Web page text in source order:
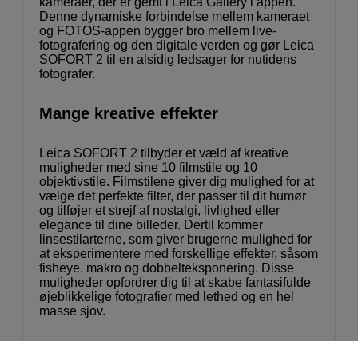
Denne dynamiske forbindelse mellem kameraet
og FOTOS-appen bygger bro mellem live-
fotografering og den digitale verden og gør Leica
SOFORT 2 til en alsidig ledsager for nutidens
fotografer.
Mange kreative effekter
Leica SOFORT 2 tilbyder et væld af kreative
muligheder med sine 10 filmstile og 10
objektivstile. Filmstilene giver dig mulighed for at
vælge det perfekte filter, der passer til dit humør
og tilføjer et strejf af nostalgi, livlighed eller
elegance til dine billeder. Dertil kommer
linsestilarterne, som giver brugerne mulighed for
at eksperimentere med forskellige effekter, såsom
fisheye, makro og dobbelteksponering. Disse
muligheder opfordrer dig til at skabe fantasifulde
øjeblikkelige fotografier med lethed og en hel
masse sjov.